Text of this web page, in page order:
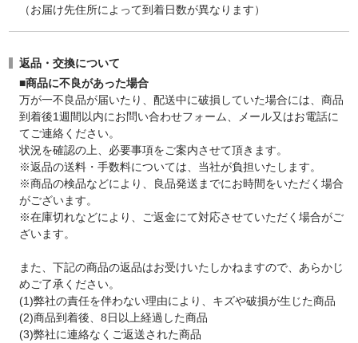
（お届け先住所によって到着日数が異なります）
返品・交換について
■商品に不良があった場合
万が一不良品が届いたり、配送中に破損していた場合には、商品
到着後1週間以内にお問い合わせフォーム、メール又はお電話に
てご連絡ください。
状況を確認の上、必要事項をご案内させて頂きます。
※返品の送料・手数料については、当社が負担いたします。
※商品の検品などにより、良品発送までにお時間をいただく場合
がございます。
※在庫切れなどにより、ご返金にて対応させていただく場合がご
ざいます。
また、下記の商品の返品はお受けいたしかねますので、あらかじ
めご了承ください。
(1)弊社の責任を伴わない理由により、キズや破損が生じた商品
(2)商品到着後、8日以上経過した商品
(3)弊社に連絡なくご返送された商品